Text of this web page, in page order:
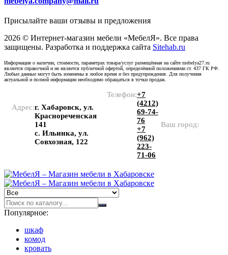
Присылайте ваши отзывы и предложения
2026 © Интернет-магазин мебели «МебелЯ». Все права
защищены. Разработка и поддержка сайта Sitehab.ru
Информация о наличии, стоимости, параметрах товара/услуг размещённая на сайте mebelya27.ru
является справочной и не является публичной офертой, определённой положениями ст. 437 ГК РФ.
Любые данные могут быть изменены в любое время и без предупреждения. Для получения
актуальной и полной информации необходимо обращаться в точки продаж.
Адрес:г. Хабаровск, ул.
Краснореченская
141
с. Ильинка, ул.
Совхозная, 122
Телефон:+7
(4212)
69-74-
76
+7
(962)
223-
71-06
Ваш город:
Популярное:
шкаф
комод
кровать